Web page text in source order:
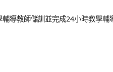
導教師儲訓並完成24小時教學輔